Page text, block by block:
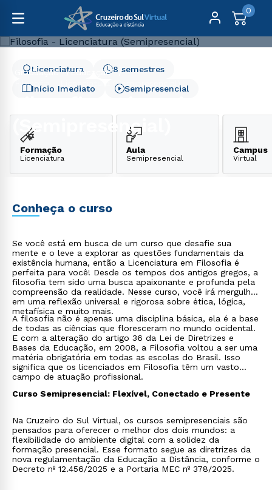
0
Graduação
Educação
Filosofia - Licenciatura (Semipresencial)
(Semipresencial)
Início Imediato
8 semestres
Licenciatura
Semipresencial
Formação
Licenciatura
Aula
Semipresencial
Campus
Virtual
Conheça o curso
Se você está em busca de um curso que desafie sua
mente e o leve a explorar as questões fundamentais da
existência humana, então a Licenciatura em Filosofia é
perfeita para você! Desde os tempos dos antigos gregos, a
filosofia tem sido uma busca apaixonante e profunda pela
compreensão da realidade. Nesse curso, você irá mergulhar
em uma reflexão universal e rigorosa sobre ética, lógica,
metafísica e muito mais.
A filosofia não é apenas uma disciplina básica, ela é a base
de todas as ciências que floresceram no mundo ocidental.
E com a alteração do artigo 36 da Lei de Diretrizes e
Bases da Educação, em 2008, a Filosofia voltou a ser uma
matéria obrigatória em todas as escolas do Brasil. Isso
significa que os licenciados em Filosofia têm um vasto
campo de atuação profissional.
Curso Semipresencial: Flexível, Conectado e Presente
Na Cruzeiro do Sul Virtual, os cursos semipresenciais são
pensados para oferecer o melhor dos dois mundos: a
flexibilidade do ambiente digital com a solidez da
formação presencial. Esse formato segue as diretrizes da
nova regulamentação da Educação a Distância, conforme o
Decreto nº 12.456/2025 e a Portaria MEC nº 378/2025.